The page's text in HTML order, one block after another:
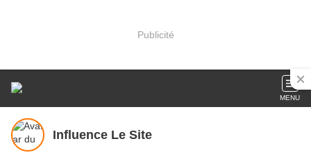
Publicité
MENU
Influence Le Site